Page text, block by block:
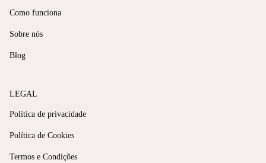
Como funciona
Sobre nós
Blog
LEGAL
Política de privacidade
Política de Cookies
Termos e Condições